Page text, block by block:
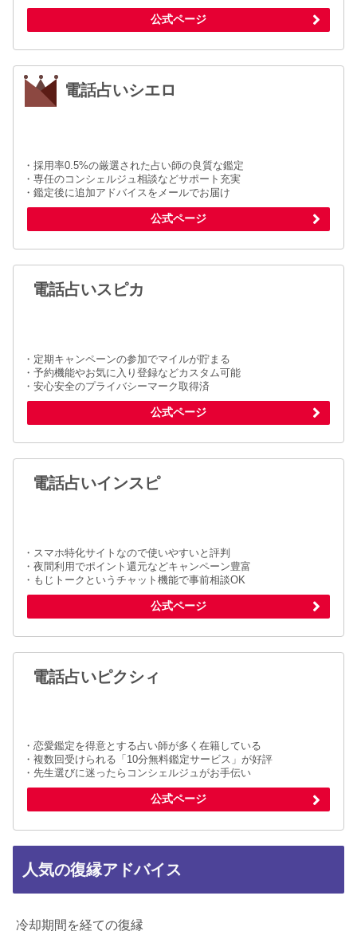
公式ページ
電話占いシエロ
・採用率0.5%の厳選された占い師の良質な鑑定
・専任のコンシェルジュ相談などサポート充実
・鑑定後に追加アドバイスをメールでお届け
公式ページ
電話占いスピカ
・定期キャンペーンの参加でマイルが貯まる
・予約機能やお気に入り登録などカスタム可能
・安心安全のプライバシーマーク取得済
公式ページ
電話占いインスピ
・スマホ特化サイトなので使いやすいと評判
・夜間利用でポイント還元などキャンペーン豊富
・もじトークというチャット機能で事前相談OK
公式ページ
電話占いピクシィ
・恋愛鑑定を得意とする占い師が多く在籍している
・複数回受けられる「10分無料鑑定サービス」が好評
・先生選びに迷ったらコンシェルジュがお手伝い
公式ページ
人気の復縁アドバイス
冷却期間を経ての復縁